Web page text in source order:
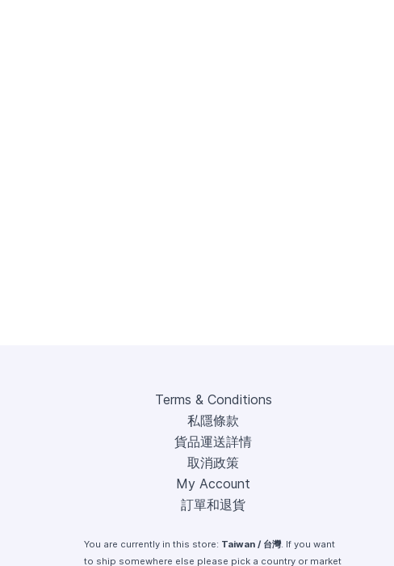
Terms & Conditions
私隱條款
貨品運送詳情
取消政策
My Account
訂單和退貨
You are currently in this store: Taiwan / 台灣. If you want
to ship somewhere else please pick a country or market